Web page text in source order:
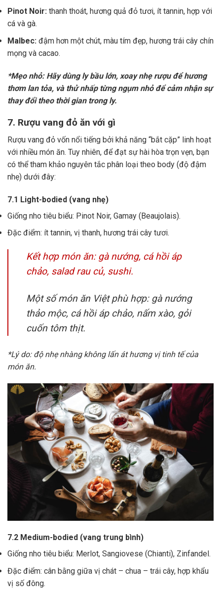
Pinot Noir: thanh thoát, hương quả đỏ tươi, ít tannin, hợp với
cá và gà.
Malbec: đậm hơn một chút, màu tím đẹp, hương trái cây chín
mọng và cacao.
*Mẹo nhỏ: Hãy dùng ly bầu lớn, xoay nhẹ rượu để hương
thơm lan tỏa, và thử nhấp từng ngụm nhỏ để cảm nhận sự
thay đổi theo thời gian trong ly.
7. Rượu vang đỏ ăn với gì
Rượu vang đỏ vốn nổi tiếng bởi khả năng “bắt cặp” linh hoạt
với nhiều món ăn. Tuy nhiên, để đạt sự hài hòa trọn vẹn, bạn
có thể tham khảo nguyên tắc phân loại theo body (độ đậm
nhẹ) dưới đây:
7.1 Light-bodied (vang nhẹ)
Giống nho tiêu biểu: Pinot Noir, Gamay (Beaujolais).
Đặc điểm: ít tannin, vị thanh, hương trái cây tươi.
Kết hợp món ăn: gà nướng, cá hồi áp
chảo, salad rau củ, sushi.
Một số món ăn Việt phù hợp: gà nướng
thảo mộc, cá hồi áp chảo, nấm xào, gỏi
cuốn tôm thịt.
*Lý do: độ nhẹ nhàng không lấn át hương vị tinh tế của
món ăn.
7.2 Medium-bodied (vang trung bình)
Giống nho tiêu biểu: Merlot, Sangiovese (Chianti), Zinfandel.
Đặc điểm: cân bằng giữa vị chát – chua – trái cây, hợp khẩu
vị số đông.